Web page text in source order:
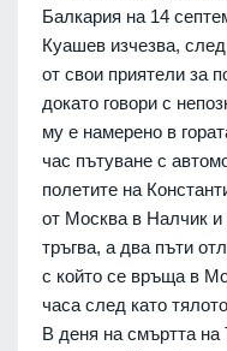
Балкария на 14
Куашев изчезва,
от свои приятели за
докато говори с
му е намерено в
час пътуване с
полетите на
от Москва в Налчик
тръгва, а два пъти
с който се връща в
часа след като
В деня на смъртта